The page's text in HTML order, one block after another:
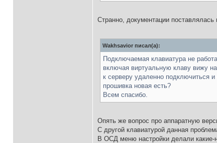
Странно, документации
Wakhsavior писал(а):
Подключаемая клавиатура не
включая виртуальную клаву вижу
к серверу удаленно подключиться
прошивка новая есть?
Всем спасибо.
Опять же вопрос про аппаратную
С другой клавиатурой данная
В ОСД меню настройки делали какие-